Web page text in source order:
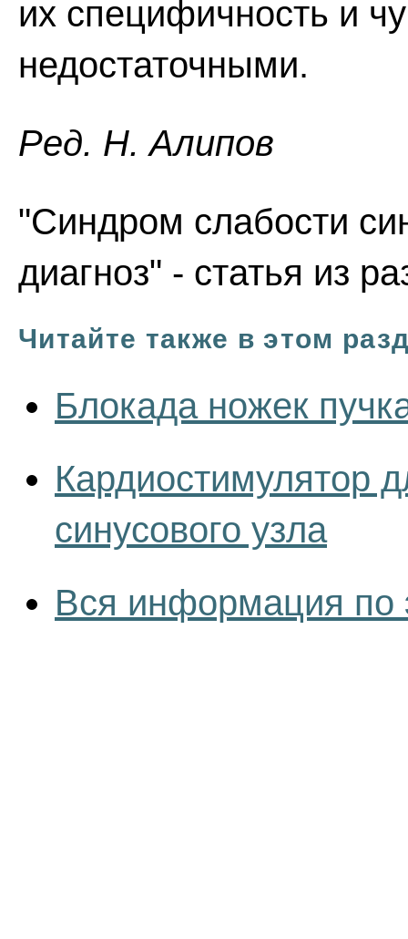
их специфичность и
недостаточными.
Ред. Н. Алипов
"Синдром слабости
диагноз" - статья из
Читайте также в этом
Блокада ножек
Кардиостимулятор
синусового узла
Вся информация по